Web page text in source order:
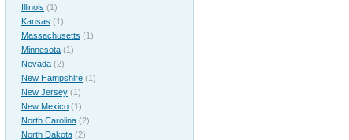
Illinois (1)
Kansas (1)
Massachusetts (1)
Minnesota (1)
Nevada (2)
New Hampshire (1)
New Jersey (1)
New Mexico (1)
North Carolina (2)
North Dakota (2)